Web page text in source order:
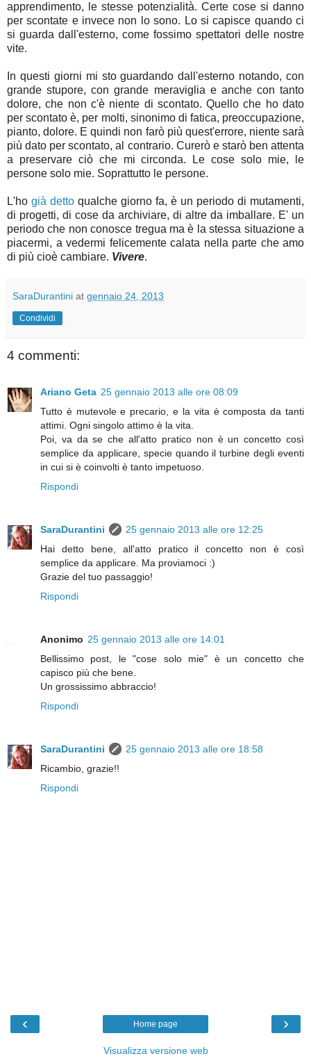
apprendimento, le stesse potenzialità. Certe cose si danno
per scontate e invece non lo sono. Lo si capisce quando ci
si guarda dall'esterno, come fossimo spettatori delle nostre
vite.
In questi giorni mi sto guardando dall'esterno notando, con
grande stupore, con grande meraviglia e anche con tanto
dolore, che non c'è niente di scontato. Quello che ho dato
per scontato è, per molti, sinonimo di fatica, preoccupazione,
pianto, dolore. E quindi non farò più quest'errore, niente sarà
più dato per scontato, al contrario. Curerò e starò ben attenta
a preservare ciò che mi circonda. Le cose solo mie, le
persone solo mie. Soprattutto le persone.
L'ho già detto qualche giorno fa, è un periodo di mutamenti,
di progetti, di cose da archiviare, di altre da imballare. E' un
periodo che non conosce tregua ma è la stessa situazione a
piacermi, a vedermi felicemente calata nella parte che amo
di più cioè cambiare. Vivere.
SaraDurantini at gennaio 24, 2013
Condividi
4 commenti:
Ariano Geta 25 gennaio 2013 alle ore 08:09
Tutto è mutevole e precario, e la vita è composta da tanti
attimi. Ogni singolo attimo è la vita.
Poi, va da se che all'atto pratico non è un concetto così
semplice da applicare, specie quando il turbine degli eventi
in cui si è coinvolti è tanto impetuoso.
Rispondi
SaraDurantini
25 gennaio 2013 alle ore 12:25
Hai detto bene, all'atto pratico il concetto non è così
semplice da applicare. Ma proviamoci :)
Grazie del tuo passaggio!
Rispondi
Anonimo 25 gennaio 2013 alle ore 14:01
Bellissimo post, le "cose solo mie" è un concetto che
capisco più che bene.
Un grossissimo abbraccio!
Rispondi
SaraDurantini
25 gennaio 2013 alle ore 18:58
Ricambio, grazie!!
Rispondi
‹ ›
Home page
Visualizza versione web